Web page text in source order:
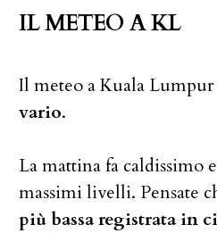
IL METEO A KL
Il meteo a Kuala
vario.
La mattina fa caldissimo
massimi livelli. Pensate
più bassa registrata in